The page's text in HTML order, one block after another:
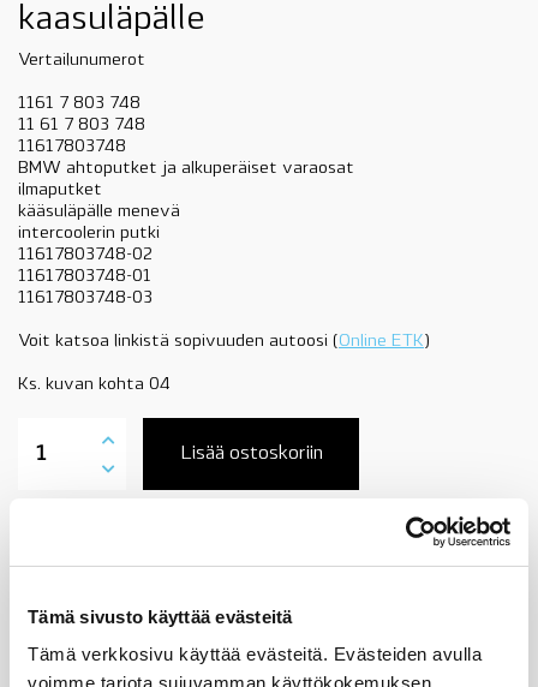
Tämä sivusto käyttää evästeitä
Tämä verkkosivu käyttää evästeitä. Evästeiden avulla
voimme tarjota sujuvamman käyttökokemuksen
kaasuläpälle
Vertailunumerot
1161 7 803 748
11 61 7 803 748
11617803748
BMW ahtoputket ja alkuperäiset varaosat
ilmaputket
kääsuläpälle menevä
intercoolerin putki
11617803748-02
11617803748-01
11617803748-03
Voit katsoa linkistä sopivuuden autoosi ( Online ETK )
Ks. kuvan kohta 04
ahtoputki,
kaasuläpälle
520d
N47,
sis.
Lisää ostoskoriin
Sopii seuraaviin automalleihin